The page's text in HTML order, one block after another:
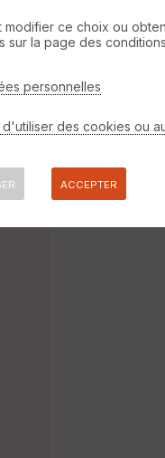
modifier ce choix ou
sur la page des
personnelles
des cookies ou
ACCEPTER